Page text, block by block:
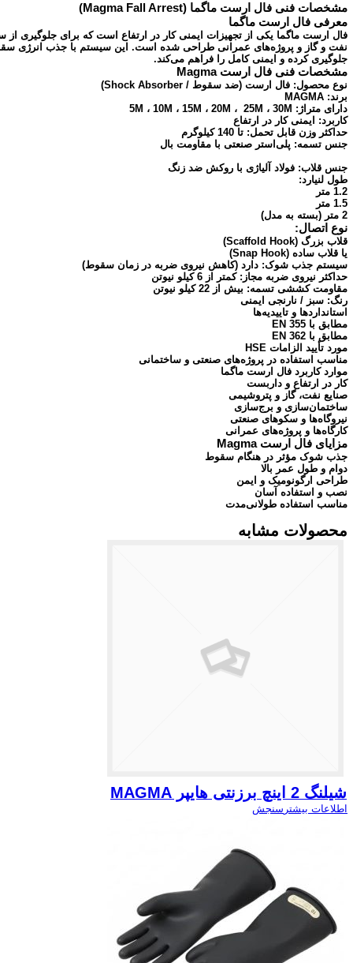
مشخصات فنی فال ارست ماگما (Magma Fall Arrest)
معرفی فال ارست ماگما
فال ارست ماگما یکی از تجهیزات ایمنی کار در ارتفاع است که برای جلوگیری
نفت و گاز و پروژه‌های عمرانی طراحی شده است. این سیستم با جذب انرژی
جلوگیری کرده و ایمنی کامل را فراهم می‌کند.
مشخصات فنی فال ارست Magma
نوع محصول: فال ارست (ضد سقوط / Shock Absorber)
برند: MAGMA
دارای متراژ: 5M ، 10M ، 15M ، 20M ، 25M ، 30M
کاربرد: ایمنی کار در ارتفاع
حداکثر وزن قابل تحمل: تا 140 کیلوگرم
جنس تسمه: پلی‌استر صنعتی با مقاومت بال
جنس قلاب: فولاد آلیاژی با روکش ضد زنگ
طول لنیارد:
1.2 متر
1.5 متر
2 متر (بسته به مدل)
نوع اتصال:
قلاب بزرگ (Scaffold Hook)
یا قلاب ساده (Snap Hook)
سیستم جذب شوک: دارد (کاهش نیروی ضربه در زمان سقوط)
حداکثر نیروی ضربه مجاز: کمتر از 6 کیلو نیوتن
مقاومت کششی تسمه: بیش از 22 کیلو نیوتن
رنگ: سبز / نارنجی ایمنی
استانداردها و تاییدیه‌ها
مطابق با EN 355
مطابق با EN 362
مورد تأیید الزامات HSE
مناسب استفاده در پروژه‌های صنعتی و ساختمانی
موارد کاربرد فال ارست ماگما
کار در ارتفاع و داربست
صنایع نفت، گاز و پتروشیمی
ساختمان‌سازی و برج‌سازی
نیروگاه‌ها و سکوهای صنعتی
کارگاه‌ها و پروژه‌های عمرانی
مزایای فال ارست Magma
جذب شوک مؤثر در هنگام سقوط
دوام و طول عمر بالا
طراحی ارگونومیک و ایمن
نصب و استفاده آسان
مناسب استفاده طولانی‌مدت
محصولات مشابه
شیلنگ 2 اینچ برزنتی هایپر MAGMA
اطلاعات بیشتر سنجش